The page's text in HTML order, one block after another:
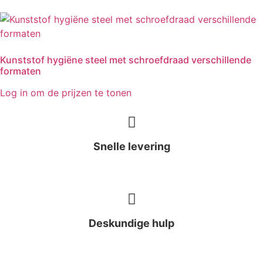
Kunststof hygiëne steel met schroefdraad verschillende
formaten
Log in om de prijzen te tonen
Snelle levering
Deskundige hulp